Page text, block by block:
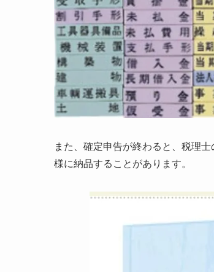
また、確定申告が終わると、税理
様に納品することがあります。